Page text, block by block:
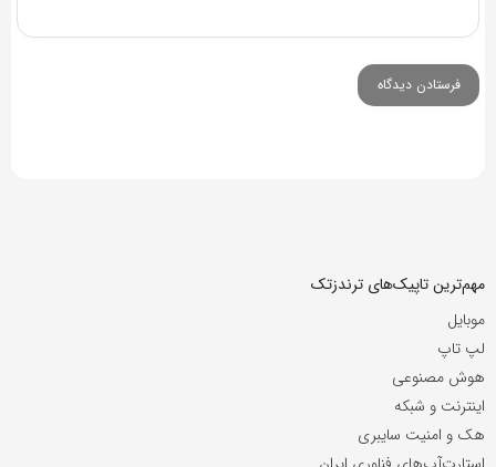
مهم‌ترین تاپیک‌های ترندزتک
موبایل
لپ تاپ
هوش مصنوعی
اینترنت و شبکه
هک و امنیت سایبری